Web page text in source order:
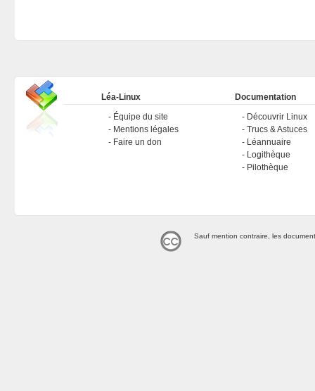
Léa-Linux
Équipe du site
Mentions légales
Faire un don
Documentation
Découvrir Linux
Trucs & Astuces
Léannuaire
Logithèque
Pilothèque
Sauf mention contraire, les